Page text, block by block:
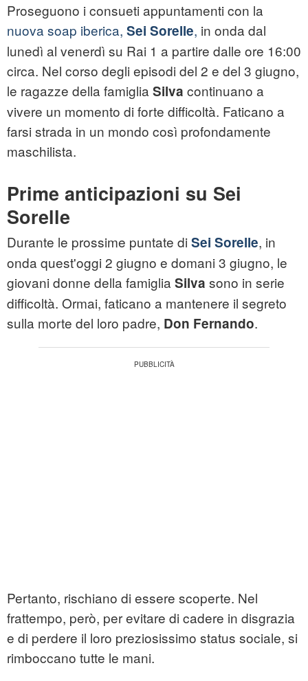
Proseguono i consueti appuntamenti con la
nuova soap iberica, Sei Sorelle, in onda dal
lunedì al venerdì su Rai 1 a partire dalle ore 16:00
circa. Nel corso degli episodi del 2 e del 3 giugno,
le ragazze della famiglia Silva continuano a
vivere un momento di forte difficoltà. Faticano a
farsi strada in un mondo così profondamente
maschilista.
Prime anticipazioni su Sei
Sorelle
Durante le prossime puntate di Sei Sorelle, in
onda quest'oggi 2 giugno e domani 3 giugno, le
giovani donne della famiglia Silva sono in serie
difficoltà. Ormai, faticano a mantenere il segreto
sulla morte del loro padre, Don Fernando.
Pertanto, rischiano di essere scoperte. Nel
frattempo, però, per evitare di cadere in disgrazia
e di perdere il loro preziosissimo status sociale, si
rimboccano tutte le mani.